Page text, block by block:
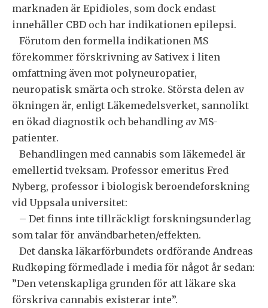
marknaden är Epidioles, som dock endast
innehåller CBD och har indikationen epilepsi.
Förutom den formella indikationen MS
förekommer förskrivning av Sativex i liten
omfattning även mot polyneuropatier,
neuropatisk smärta och stroke. Största delen av
ökningen är, enligt Läkemedelsverket, sannolikt
en ökad diagnostik och behandling av MS-
patienter.
Behandlingen med cannabis som läkemedel är
emellertid tveksam. Professor emeritus Fred
Nyberg, professor i biologisk beroendeforskning
vid Uppsala universitet:
– Det finns inte tillräckligt forskningsunderlag
som talar för användbarheten/effekten.
Det danska läkarförbundets ordförande Andreas
Rudkøping förmedlade i media för något år sedan:
”Den vetenskapliga grunden för att läkare ska
förskriva cannabis existerar inte”.